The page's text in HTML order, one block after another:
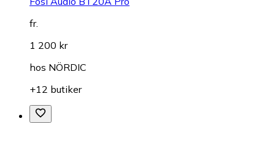
fr.
1 200 kr
hos NÖRDIC
+12 butiker